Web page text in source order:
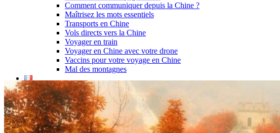
Comment communiquer depuis la Chine ?
Maîtrisez les mots essentiels
Transports en Chine
Vols directs vers la Chine
Voyager en train
Voyager en Chine avec votre drone
Vaccins pour votre voyage en Chine
Mal des montagnes
Demande d’info
09 83 07 44 60